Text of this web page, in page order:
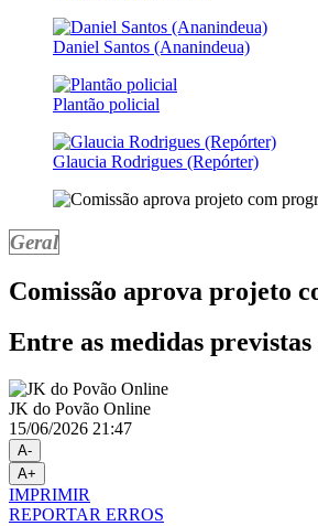
Daniel Santos (Ananindeua)
Plantão policial
Glaucia Rodrigues (Repórter)
Geral
Comissão aprova projeto
Entre as medidas
JK do Povão Online
15/06/2026 21:47
A-
A+
IMPRIMIR
REPORTAR ERROS